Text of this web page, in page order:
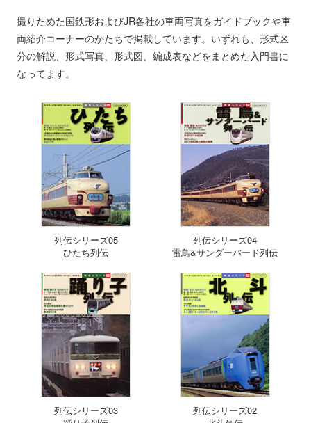
撮りためた国鉄形およびJR各社の車両写真をガイドブックや車
両紹介コーナーのかたちで掲載しています。いずれも、形式区
分の解説、形式写真、形式図、編成表などをまとめた入門書に
なってます。
列伝シリーズ05
ひたち列伝
列伝シリーズ04
雷鳥&サンダーバード列伝
列伝シリーズ03
列伝シリーズ02